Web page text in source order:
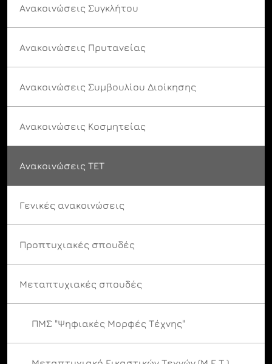
Ανακοινώσεις Συγκλήτου
Ανακοινώσεις Πρυτανείας
Ανακοινώσεις Συμβουλίου Διοίκησης
Ανακοινώσεις Κοσμητείας
Ανακοινώσεις ΤΕΤ
Γενικές ανακοινώσεις
Προπτυχιακές σπουδές
Μεταπτυχιακές σπουδές
ΠΜΣ "Ψηφιακές Μορφές Τέχνης"